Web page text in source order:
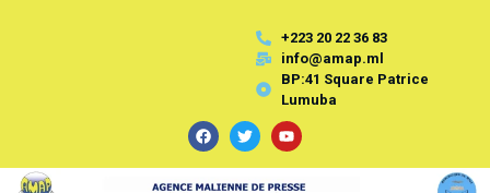
+223 20 22 36 83
info@amap.ml
BP:41 Square Patrice
Lumuba